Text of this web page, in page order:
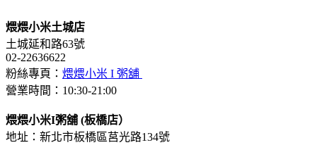
煨煨小米土城店
土城延和路63號
02-22636622
粉絲專頁： 煨煨小米 I 粥舖
營業時間：10:30-21:00
煨煨小米I粥舖 (板橋店）
地址：新北市板橋區莒光路134號